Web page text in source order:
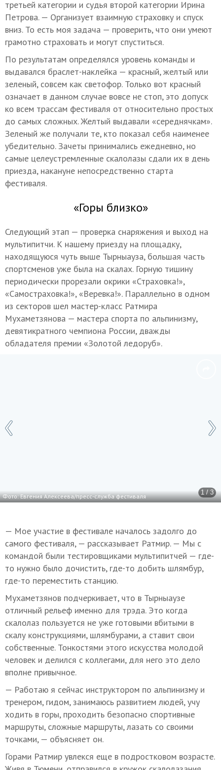
третьей категории и судья второй категории Ирина
Петрова. — Организует взаимную страховку и спуск
вниз. То есть моя задача — проверить, что они умеют
грамотно страховать и могут спуститься.
По результатам определялся уровень команды и
выдавался браслет-наклейка — красный, желтый или
зеленый, совсем как светофор. Только вот красный
означает в данном случае вовсе не стоп, это допуск
ко всем трассам фестиваля от относительно простых
до самых сложных. Желтый выдавали «середнячкам».
Зеленый же получали те, кто показал себя наименее
убедительно. Зачеты принимались ежедневно, но
самые целеустремленные скалолазы сдали их в день
приезда, накануне непосредственно старта
фестиваля.
«Горы близко»
Следующий этап — проверка снаряжения и выход на
мультипитчи. К нашему приезду на площадку,
находящуюся чуть выше Тырныауза, большая часть
спортсменов уже была на скалах. Горную тишину
периодически прорезали окрики «Страховка!»,
«Самостраховка!», «Веревка!». Параллельно в одном
из секторов шел мастер-класс Ратмира
Мухаметзянова — мастера спорта по альпинизму,
девятикратного чемпиона России, дважды
обладателя премии «Золотой ледоруб».
1 / 3
Фото: Евгения Алексеева/пресс-служба фестиваля
— Мое участие в фестивале началось задолго до
самого фестиваля, — рассказывает Ратмир. — Мы с
командой были тестировщиками мультипитчей — где-
то нужно было дочистить, где-то добить шлямбур,
где-то переместить станцию.
Мухаметзянов подчеркивает, что в Тырныаузе
отличный рельеф именно для трэда. Это когда
скалолаз пользуется не уже готовыми вбитыми в
скалу конструкциями, шлямбурами, а ставит свои
собственные. Тонкостями этого искусства молодой
человек и делился с коллегами, для него это дело
вполне привычное.
— Работаю я сейчас инструктором по альпинизму и
тренером, гидом, занимаюсь развитием людей, учу
ходить в горы, проходить безопасно спортивные
маршруты, сложные маршруты, лазать со своими
точками, — объясняет он.
Горами Ратмир увлекся еще в подростковом возрасте.